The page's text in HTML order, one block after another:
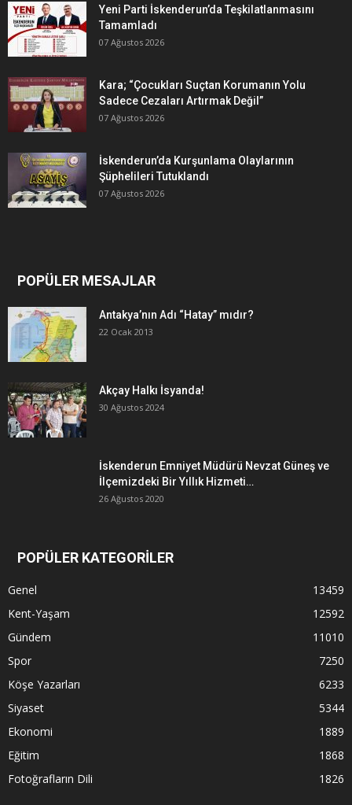
Yeni Parti İskenderun’da Teşkilatlanmasını
Tamamladı
07 Ağustos 2026
Kara; “Çocukları Suçtan Korumanın Yolu
Sadece Cezaları Artırmak Değil”
07 Ağustos 2026
İskenderun’da Kurşunlama Olaylarının
Şüphelileri Tutuklandı
07 Ağustos 2026
POPÜLER MESAJLAR
Antakya’nın Adı “Hatay” mıdır?
22 Ocak 2013
Akçay Halkı İsyanda!
30 Ağustos 2024
İskenderun Emniyet Müdürü Nevzat Güneş ve
İlçemizdeki Bir Yıllık Hizmeti…
26 Ağustos 2020
POPÜLER KATEGORİLER
Genel
13459
Kent-Yaşam
12592
Gündem
11010
Spor
7250
Köşe Yazarları
6233
Siyaset
5344
Ekonomi
1889
Eğitim
1868
Fotoğrafların Dili
1826